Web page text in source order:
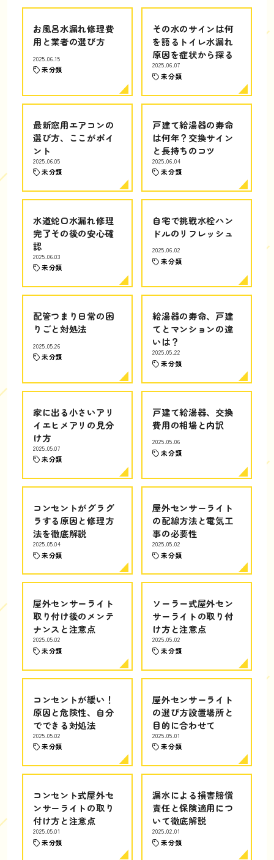
お風呂水漏れ修理費
用と業者の選び方
2025.06.15
未分類
その水のサインは何
を語るトイレ水漏れ
原因を症状から探る
2025.06.07
未分類
最新窓用エアコンの
選び方、ここがポイ
ント
2025.06.05
未分類
戸建て給湯器の寿命
は何年？交換サイン
と長持ちのコツ
2025.06.04
未分類
水道蛇口水漏れ修理
完了その後の安心確
認
2025.06.03
未分類
自宅で挑戦水栓ハン
ドルのリフレッシュ
2025.06.02
未分類
配管つまり日常の困
りごと対処法
2025.05.26
未分類
給湯器の寿命、戸建
てとマンションの違
いは？
2025.05.22
未分類
家に出る小さいアリ
イエヒメアリの見分
け方
2025.05.07
未分類
戸建て給湯器、交換
費用の相場と内訳
2025.05.06
未分類
コンセントがグラグ
ラする原因と修理方
法を徹底解説
2025.05.04
未分類
屋外センサーライト
の配線方法と電気工
事の必要性
2025.05.02
未分類
屋外センサーライト
取り付け後のメンテ
ナンスと注意点
2025.05.02
未分類
ソーラー式屋外セン
サーライトの取り付
け方と注意点
2025.05.02
未分類
コンセントが緩い！
原因と危険性、自分
でできる対処法
2025.05.02
未分類
屋外センサーライト
の選び方設置場所と
目的に合わせて
2025.05.01
未分類
コンセント式屋外セ
ンサーライトの取り
付け方と注意点
2025.05.01
未分類
漏水による損害賠償
責任と保険適用につ
いて徹底解説
2025.02.01
未分類